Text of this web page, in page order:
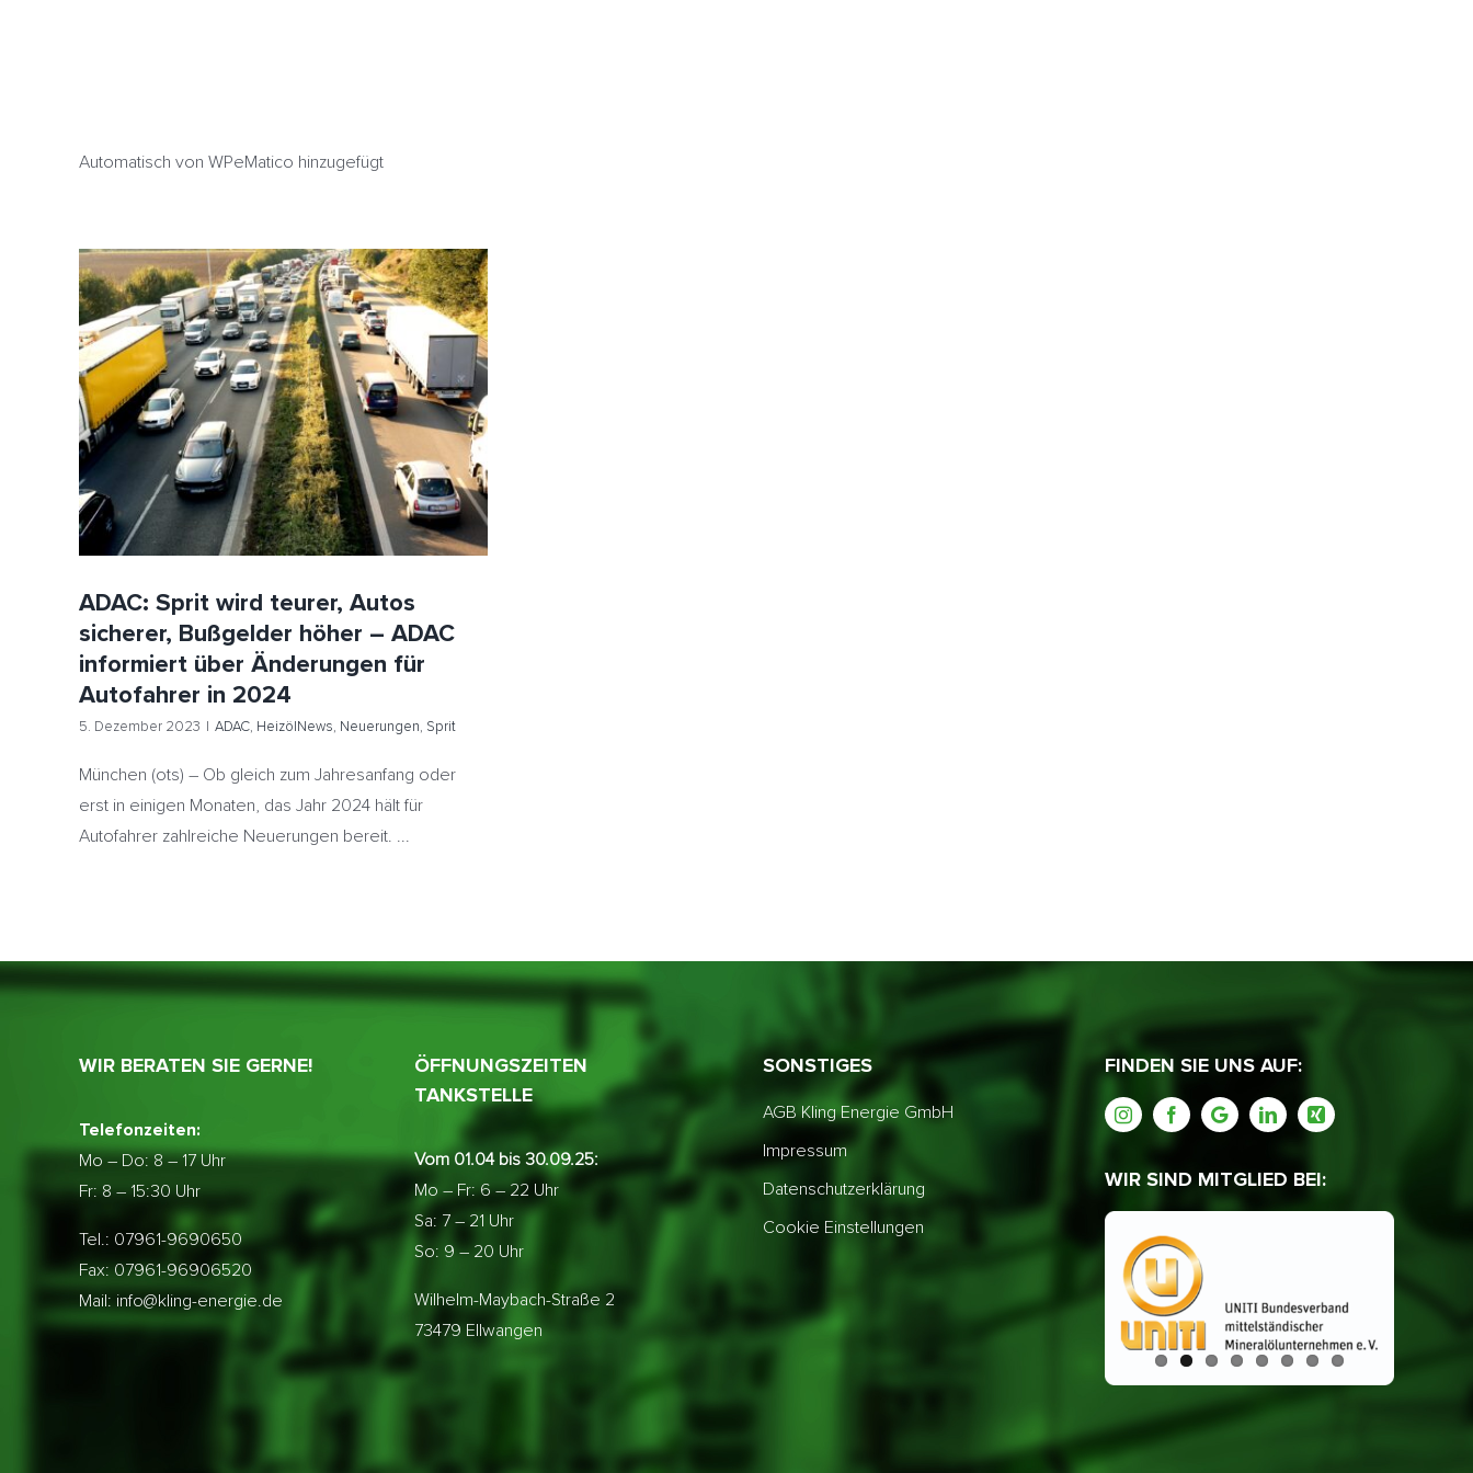
Automatisch von WPeMatico hinzugefügt
ADAC: Sprit wird teurer, Autos sicherer, Bußgelder
höher – ADAC informiert über Änderungen für
Autofahrer in 2024
ADAC HeizölNews Neuerungen Sprit
ADAC: Sprit wird teurer, Autos
sicherer, Bußgelder höher – ADAC
informiert über Änderungen für
Autofahrer in 2024
5. Dezember 2023 | ADAC, HeizölNews, Neuerungen, Sprit
München (ots) – Ob gleich zum Jahresanfang oder
erst in einigen Monaten, das Jahr 2024 hält für
Autofahrer zahlreiche Neuerungen bereit. ...
WIR BERATEN SIE GERNE!
Telefonzeiten:
Mo – Do:8 – 17 Uhr
Fr: 8 – 15:30 Uhr
Tel.: 07961-9690650
Fax: 07961-96906520
Mail: info@kling-energie.de
ÖFFNUNGSZEITEN
TANKSTELLE
Vom 01.04 bis 30.09.25:
Mo – Fr: 6 – 22 Uhr
Sa: 7 – 21 Uhr
So: 9 – 20 Uhr
Wilhelm-Maybach-Straße 2
73479 Ellwangen
SONSTIGES
AGB Kling Energie GmbH
Impressum
Datenschutzerklärung
Cookie Einstellungen
FINDEN SIE UNS AUF:
WIR SIND MITGLIED BEI: